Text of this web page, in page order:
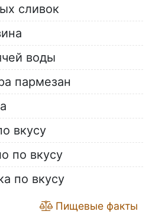
сливок
воды
пармезан
вкусу
по вкусу
по вкусу
Пищевые факты